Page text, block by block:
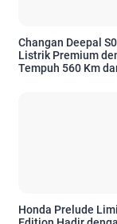
Changan Deepal
Listrik Premium
Tempuh 560 Km
Honda Prelude